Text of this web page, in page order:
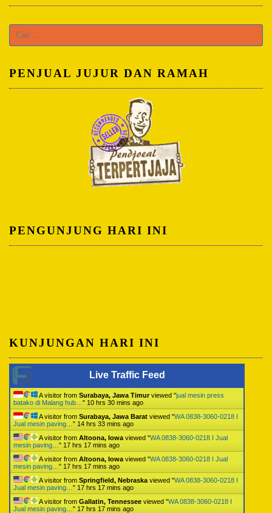
Cari
untuk:
PENJUAL JUJUR DAN RAMAH
PENGUNJUNG HARI INI
KUNJUNGAN HARI INI
Live Traffic Feed
A visitor from Surabaya, Jawa Timurviewed "jual mesin press
batako di Malang hub… " 10 hrs 30 mins ago
A visitor from Surabaya, Jawa Barat viewed "WA 0838-3060-0218 I
Jual mesin paving… " 14 hrs 33 mins ago
A visitor from Altoona, Iowa viewed "WA 0838-3060-0218 I Jual
mesin paving… " 17 hrs 17 mins ago
A visitor from Altoona, Iowa viewed "WA 0838-3060-0218 I Jual
mesin paving… " 17 hrs 17 mins ago
A visitor from Springfield, Nebraska viewed "WA 0838-3060-0218 I
Jual mesin paving… " 17 hrs 17 mins ago
A visitor from Gallatin, Tennessee viewed "WA 0838-3060-0218 I
Jual mesin paving… " 17 hrs 17 mins ago